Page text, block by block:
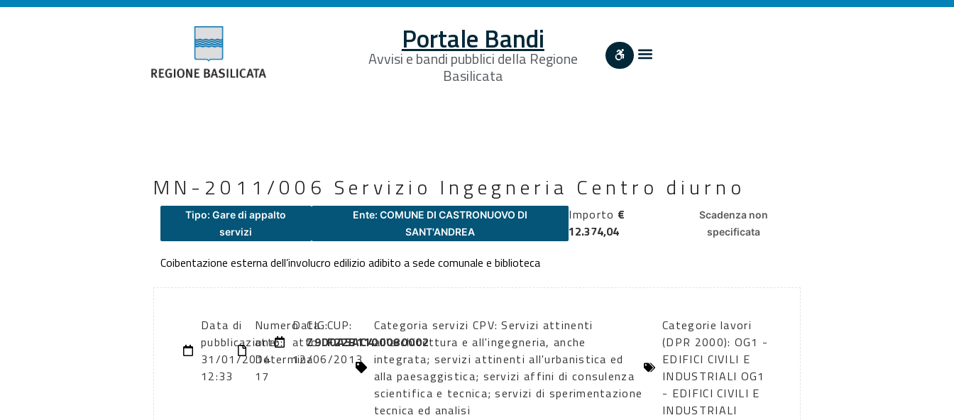
Portale Bandi
Avvisi e bandi pubblici della Regione
Basilicata
MN-2011/006 Servizio Ingegneria Centro diurno
Tipo: Gare di appalto
servizi
Ente: COMUNE DI CASTRONUOVO DI
SANT'ANDREA
Importo €
12.374,04
Scadenza non
specificata
Coibentazione esterna dell’involucro edilizio adibito a sede comunale e biblioteca
Data di
pubblicazione:
31/01/2014
12:33
Numero
atto:
Determina
17
Data
atto:
12/06/2013
CIG:
Z9D0A5AC4
CUP:
F22B1100080002
Categoria servizi CPV: Servizi attinenti
all'architettura e all'ingegneria, anche
integrata; servizi attinenti all'urbanistica ed
alla paesaggistica; servizi affini di consulenza
scientifica e tecnica; servizi di sperimentazione
tecnica ed analisi
Categorie lavori
(DPR 2000): OG1 -
EDIFICI CIVILI E
INDUSTRIALI OG1
- EDIFICI CIVILI E
INDUSTRIALI